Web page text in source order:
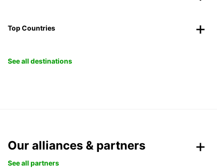
Top Countries
See all destinations
Our alliances & partners
See all partners